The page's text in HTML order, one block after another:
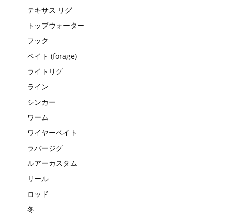
テキサス リグ
トップウォーター
フック
ベイト (forage)
ライトリグ
ライン
シンカー
ワーム
ワイヤーベイト
ラバージグ
ルアーカスタム
リール
ロッド
冬